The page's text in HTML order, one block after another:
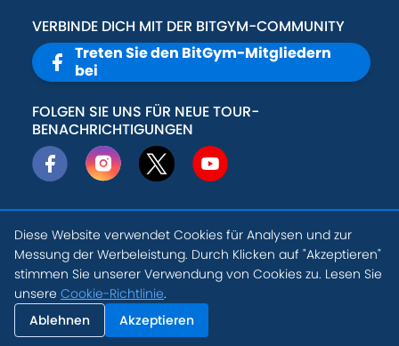
VERBINDE DICH MIT DER BITGYM-COMMUNITY
Treten Sie den BitGym-Mitgliedern
bei
FOLGEN SIE UNS FÜR NEUE TOUR-
BENACHRICHTIGUNGEN
© 2026Active
Theory, Inc
Datenschutz-
Bestimmungen
Nutzungsbedingungen
Einstellungen
DE
Diese Website verwendet Cookies für Analysen und zur
Messung der Werbeleistung. Durch Klicken auf "Akzeptieren"
stimmen Sie unserer Verwendung von Cookies zu. Lesen Sie
unsere Cookie-Richtlinie.
Ablehnen
Akzeptieren